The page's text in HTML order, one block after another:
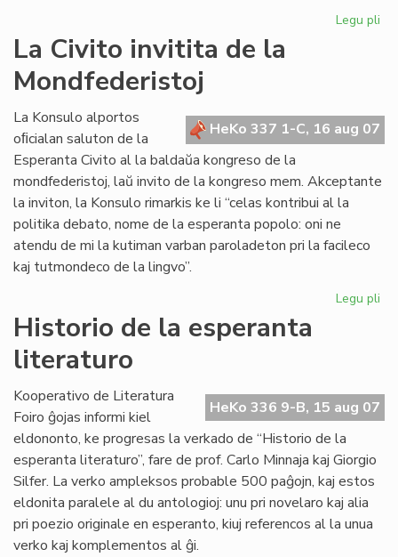
Legu pli
La Civito invitita de la
Mondfederistoj
HeKo 337 1-C, 16 aug 07
La Konsulo alportos
oﬁcialan saluton de la
Esperanta Civito al la baldaŭa kongreso de la
mondfederistoj, laŭ invito de la kongreso mem. Akceptante
la inviton, la Konsulo rimarkis ke li “celas kontribui al la
politika debato, nome de la esperanta popolo: oni ne
atendu de mi la kutiman varban paroladeton pri la facileco
kaj tutmondeco de la lingvo”.
Legu pli
la
Historio de la esperanta
literaturo
HeKo 336 9-B, 15 aug 07
Kooperativo de Literatura
Foiro ĝojas informi kiel
eldononto, ke progresas la verkado de “Historio de la
esperanta literaturo”, fare de prof. Carlo Minnaja kaj Giorgio
Silfer. La verko ampleksos probable 500 paĝojn, kaj estos
eldonita paralele al du antologioj: unu pri novelaro kaj alia
pri poezio originale en esperanto, kiuj referencos al la unua
verko kaj komplementos al ĝi.